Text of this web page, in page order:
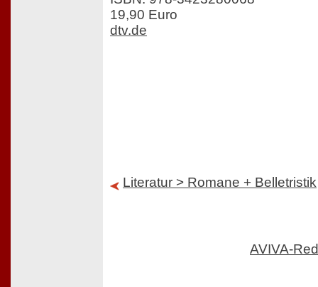
19,90 Euro
dtv.de
Literatur > Romane + Belletristik
AVIVA-